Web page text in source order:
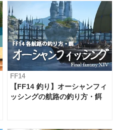
FF14
【FF14 釣り】オーシャンフィ
ッシングの航路の釣り方・餌